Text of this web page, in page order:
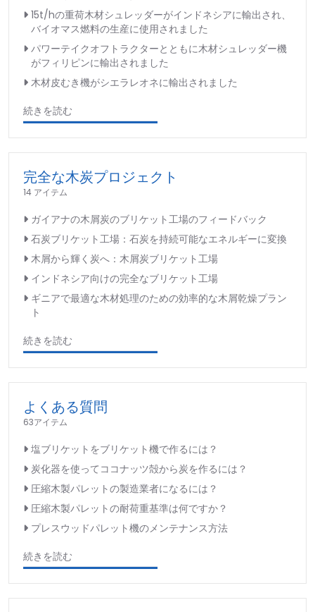
15t/hの重荷木材シュレッダーがインドネシアに輸出され、
バイオマス燃料の生産に使用されました
パワーテイクオフトラクターとともに木材シュレッダー機
がフィリピンに輸出されました
木材皮むき機がシエラレオネに輸出されました
続きを読む
完全な木炭プロジェクト
14 アイテム
ガイアナの木屑炭のブリケット工場のフィードバック
石炭ブリケット工場：石炭を持続可能なエネルギーに変換
木屑から輝く炭へ：木屑炭ブリケット工場
インドネシア向けの完全なブリケット工場
ギニアで最適な木材処理のための効率的な木屑乾燥プラン
ト
続きを読む
よくある質問
63アイテム
塩ブリケットをブリケット機で作るには？
炭化器を使ってココナッツ殻から炭を作るには？
圧縮木製パレットの製造業者になるには？
圧縮木製パレットの耐荷重基準は何ですか？
プレスウッドパレット機のメンテナンス方法
続きを読む